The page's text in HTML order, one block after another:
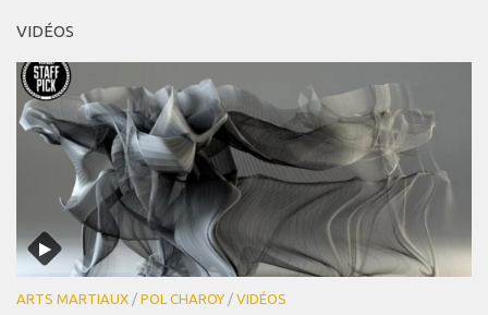
VIDÉOS
ARTS MARTIAUX / POL CHAROY / VIDÉOS